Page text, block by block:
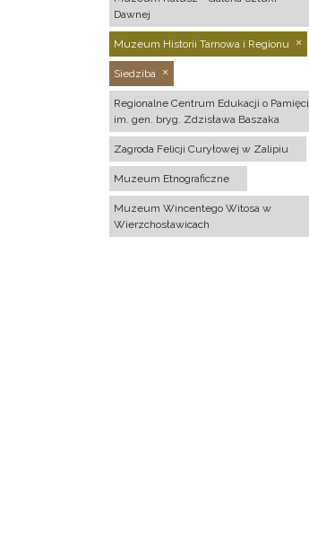
Dawnej
Muzeum Historii Tarnowa i Regionu
Siedziba
Regionalne Centrum Edukacji o Pamięci
im. gen. bryg. Zdzisława Baszaka
Zagroda Felicji Curyłowej w Zalipiu
Muzeum Etnograficzne
Muzeum Wincentego Witosa w
Wierzchosławicach